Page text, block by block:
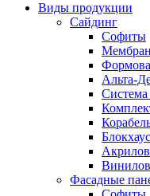
Виды продукции
Сайдинг
Софиты
Альта-
Система
Блокхаус
Фасадные